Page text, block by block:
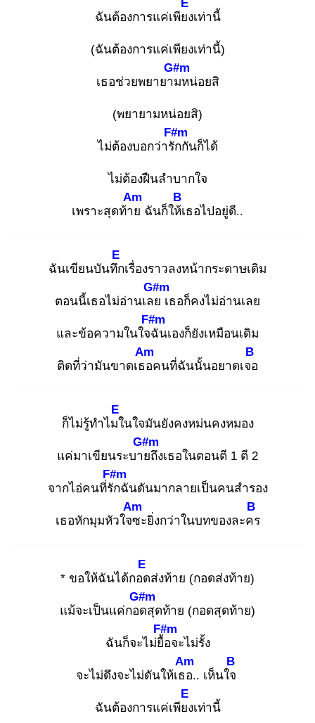
ฉันต้องการแค่เพียง
E
เท่านี้
(ฉันต้องการแค่เพียงเท่านี้)
เธอช่วยพยายาม
G#m
หน่อยสิ
(พยายามหน่อยสิ)
ไม่ต้องบอกว่ารัก
F#m
กันก็ได้
ไม่ต้องฝืนลำบากใจ
เพราะสุดท้าย
Am
ฉันก็ให้เ
B
ธอไปอยู่ดี..
ฉันเขียนบันทึก
E
เรื่องราวลงหน้ากระดาษเดิม
ตอนนี้เธอไม่อ่านเลย
G#m
เธอก็คงไม่อ่านเลย
และข้อความในใจฉั
F#m
นเองก็ยังเหมือนเดิม
ติดที่ว่ามันขาดเธอ
Am
คนที่ฉันนั้นอยาดเจอ
B
ก็ไม่รู้ทำไมใ
E
นใจมันยังคงหม่นคงหมอง
แค่มาเขียนระบาย
G#m
ถึงเธอในตอนตี 1 ตี 2
จากไอ่คนที่รัก
F#m
ฉันดันมากลายเป็นคนสำรอง
เธอหักมุมหัวใจซ
Am
ะยิ่งกว่าในบทของละคร
B
* ขอให้ฉันได้กอด
E
ส่งท้าย (กอดส่งท้าย)
แม้จะเป็นแค่กอด
G#m
สุดท้าย (กอดสุดท้าย)
ฉันก็จะไม่ยื้อ
F#m
จะไม่รั้ง
จะไม่ดึงจะไม่ดันให้เธอ
Am
.. เห็นใจ
B
ฉันต้องการแค่เพียง
E
เท่านี้